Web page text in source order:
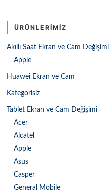
ÜRÜNLERIMIZ
Akıllı Saat Ekran ve Cam Değişimi
Apple
Huawei Ekran ve Cam
Kategorisiz
Tablet Ekran ve Cam Değişimi
Acer
Alcatel
Apple
Asus
Casper
General Mobile